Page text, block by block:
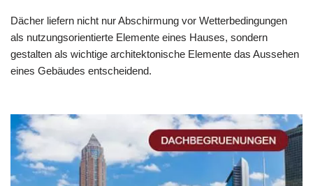
Dächer liefern nicht nur Abschirmung vor Wetterbedingungen
als nutzungsorientierte Elemente eines Hauses, sondern
gestalten als wichtige architektonische Elemente das Aussehen
eines Gebäudes entscheidend.